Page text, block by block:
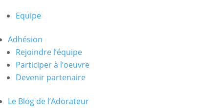
Equipe
Adhésion
Rejoindre l’équipe
Participer à l’oeuvre
Devenir partenaire
Le Blog de l’Adorateur